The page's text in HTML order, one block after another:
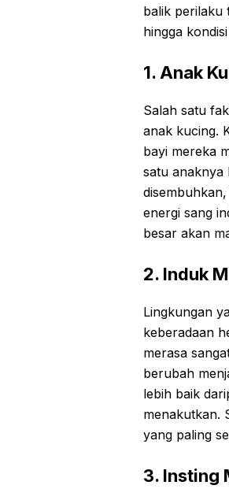
balik perilaku
hingga
1. Anak
Salah satu
anak kucing.
bayi mereka
satu anaknya
energi sang
besar akan
2. Induk
Lingkungan
keberadaan
merasa
berubah
lebih baik
menakutkan.
yang paling
3. Insting